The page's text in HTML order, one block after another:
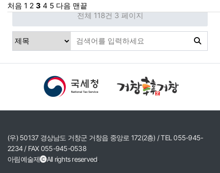
처음 1 2 3 4 5 다음 맨끝
전체 118건 3 페이지
(우) 50137 경상남도 거창군 거창읍 중앙로 172(2층) / TEL 055-945-
2234 / FAX 055-945-0538
아림예술제
All rights reserved.